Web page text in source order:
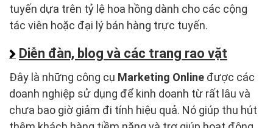
tuyến dựa trên tỷ lệ hoa hồng dành cho các cộng
tác viên hoặc đại lý bán hàng trực tuyến.
Diễn đàn, blog và các trang rao vặt
Đây là những công cụ Marketing Online được các
doanh nghiệp sử dụng để kinh doanh từ rất lâu và
chưa bao giờ giảm đi tính hiệu quả. Nó giúp thu hút